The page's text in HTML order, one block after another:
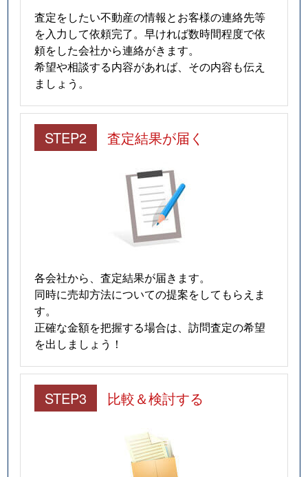
査定をしたい不動産の情報とお客様の連絡先等
を入力して依頼完了。早ければ数時間程度で依
頼をした会社から連絡がきます。
希望や相談する内容があれば、その内容も伝え
ましょう。
STEP2 査定結果が届く
各会社から、査定結果が届きます。
同時に売却方法についての提案をしてもらえま
す。
正確な金額を把握する場合は、訪問査定の希望
を出しましょう！
STEP3 比較＆検討する